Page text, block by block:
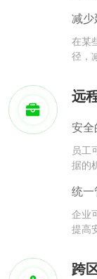
减少
在某
径，
远
安
员工
据的
统一
企业
提高
跨